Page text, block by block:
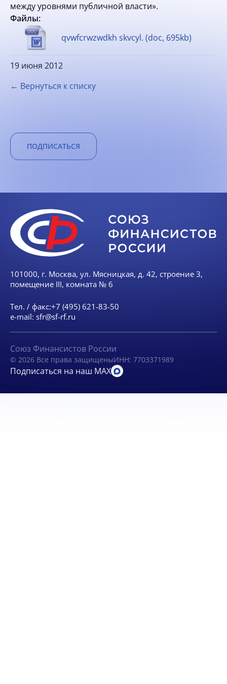
между уровнями публичной власти».
Файлы:
qvwfcrwzwdkh skvcyl. (doc, 695kb)
19 июня 2012
← Вернуться к списку
ПОДПИСАТЬСЯ
101000, г. Москва, ул. Мясницкая, д. 42, строение 3,
помещение III, комната № 6
Тел. / факс:+7 (495) 621-83-50
e-mail: sfr@sf-rf.ru
Союз Финансистов России
© 2026 Все права защищеныИНН: 7703371989
Подписаться на наш MAX